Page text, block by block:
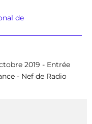
de
2019 - Entrée
- Nef de Radio